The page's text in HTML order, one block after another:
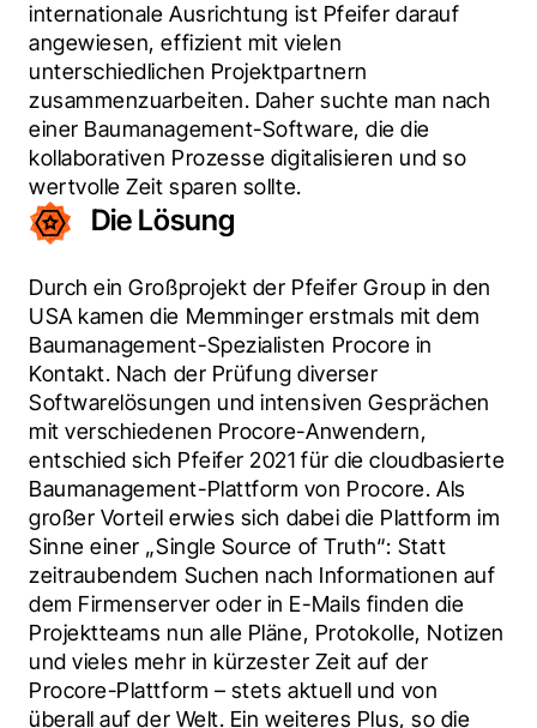
internationale Ausrichtung ist Pfeifer darauf
angewiesen, effizient mit vielen
unterschiedlichen Projektpartnern
zusammenzuarbeiten. Daher suchte man nach
einer Baumanagement-Software, die die
kollaborativen Prozesse digitalisieren und so
Die Lösung
Durch ein Großprojekt der Pfeifer Group in den
USA kamen die Memminger erstmals mit dem
Baumanagement-Spezialisten Procore in
Kontakt. Nach der Prüfung diverser
Softwarelösungen und intensiven Gesprächen
mit verschiedenen Procore-Anwendern,
entschied sich Pfeifer 2021 für die cloudbasierte
Baumanagement-Plattform von Procore. Als
großer Vorteil erwies sich dabei die Plattform im
Sinne einer „Single Source of Truth“: Statt
zeitraubendem Suchen nach Informationen auf
dem Firmenserver oder in E-Mails finden die
Projektteams nun alle Pläne, Protokolle, Notizen
und vieles mehr in kürzester Zeit auf der
Procore-Plattform – stets aktuell und von
überall auf der Welt. Ein weiteres Plus, so die